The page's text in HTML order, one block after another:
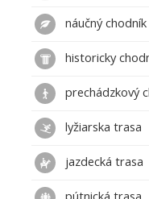
náučný chodník
historicky
prechádzkový
lyžiarska trasa
jazdecká trasa